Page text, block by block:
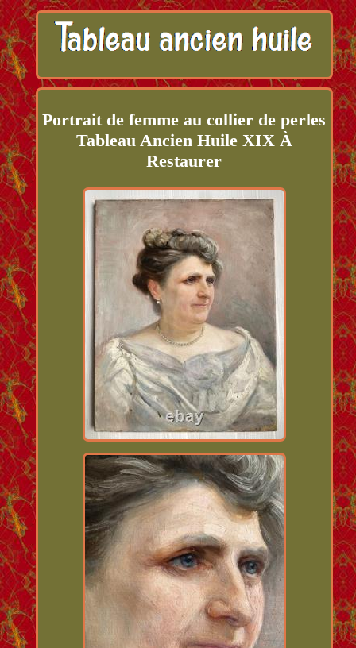
Portrait de femme au collier de perles
Tableau Ancien Huile XIX À
Restaurer